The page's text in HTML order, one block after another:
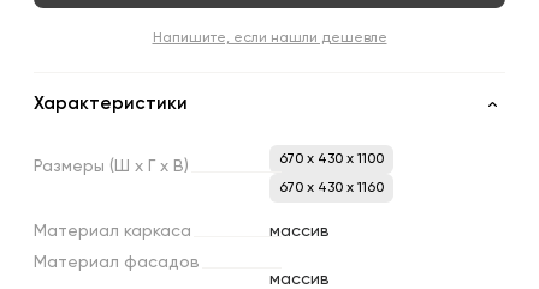
Напишите, если нашли дешевле
Характеристики
Размеры (Ш х х В)
670 x 430 x 1100
670 x 430 x 1160
Материал каркаса
массив
Материал фасадов
массив